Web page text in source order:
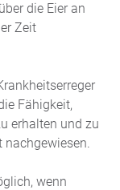
die Eier an
Zeit
Fähigkeit,
erhalten und zu
nachgewiesen.
wenn